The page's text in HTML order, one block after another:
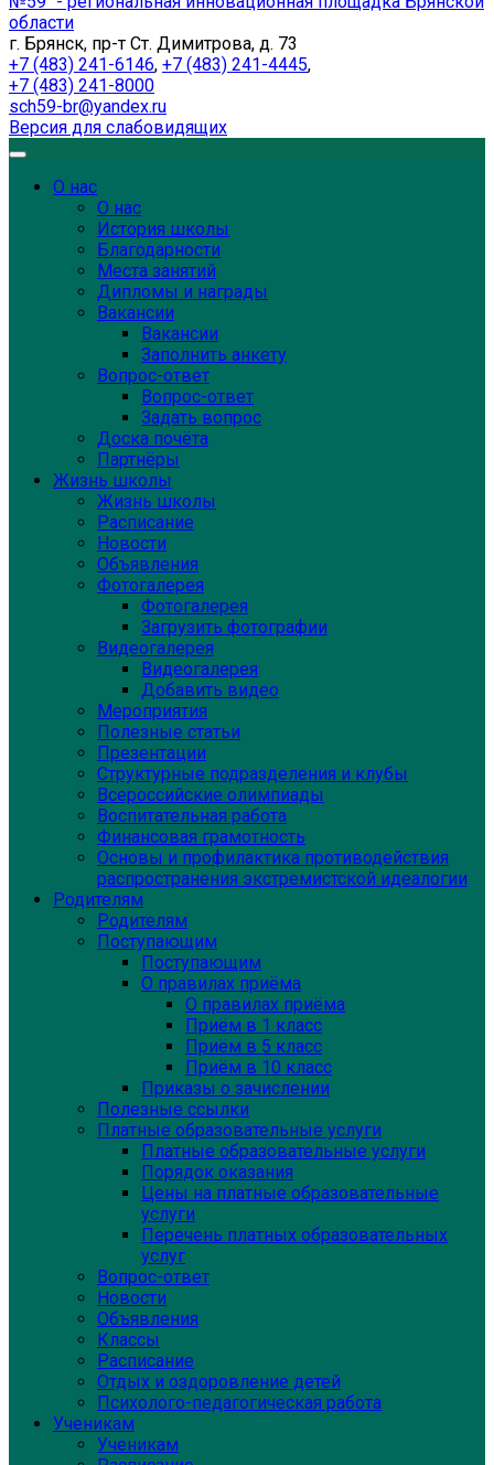
области
г. Брянск, пр-т Ст. Димитрова, д. 73
+7 (483) 241-6146, +7 (483) 241-4445,
+7 (483) 241-8000
sch59-br@yandex.ru
Версия для слабовидящих
О нас
О нас
История школы
Благодарности
Места занятий
Дипломы и награды
Вакансии
Вакансии
Заполнить анкету
Вопрос-ответ
Вопрос-ответ
Задать вопрос
Доска почёта
Партнёры
Жизнь школы
Жизнь школы
Расписание
Новости
Объявления
Фотогалерея
Фотогалерея
Загрузить фотографии
Видеогалерея
Видеогалерея
Добавить видео
Мероприятия
Полезные статьи
Презентации
Структурные подразделения и клубы
Всероссийские олимпиады
Воспитательная работа
Финансовая грамотность
Основы и профилактика противодействия
распространения экстремистской идеалогии
Родителям
Родителям
Поступающим
Поступающим
О правилах приёма
О правилах приёма
Приём в 1 класс
Приём в 5 класс
Приём в 10 класс
Приказы о зачислении
Полезные ссылки
Платные образовательные услуги
Платные образовательные услуги
Порядок оказания
Цены на платные образовательные
услуги
Перечень платных образовательных
услуг
Вопрос-ответ
Новости
Объявления
Классы
Расписание
Отдых и оздоровление детей
Психолого-педагогическая работа
Ученикам
Ученикам